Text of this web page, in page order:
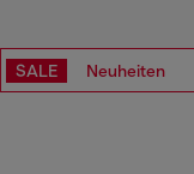
SALE Neuheiten